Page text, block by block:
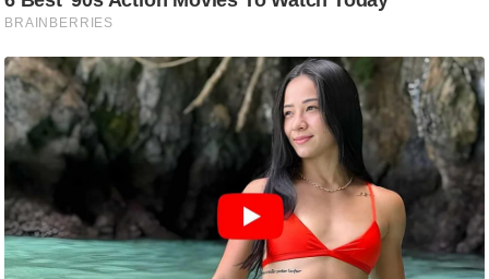
i
g
N
e
w
ला
इ